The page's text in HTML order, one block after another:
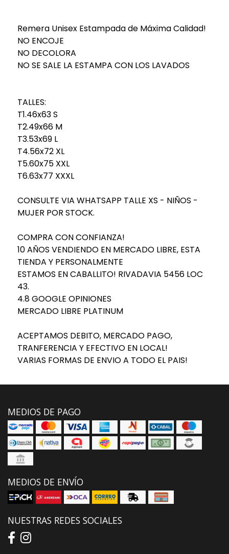
Remera Unisex Estampada de Máxima Calidad!
NO ENCOJE
NO DECOLORA
NO SE SALE LA ESTAMPA CON LOS LAVADOS
TALLES:
T1.46x63 S
T2.49x66 M
T3.53x69 L
T4.56x72 XL
T5.60x75 XXL
T6.63x77 XXXL
CONSULTE VIA WHATSAPP TALLE XS - NIÑOS -
MUJER POR STOCK.
COMPRA CON CONFIANZA!
10 AÑOS VENDIENDO EN MERCADO LIBRE, ESTA
TIENDA Y PERSONALMENTE
ESTAMOS EN CABALLITO! RIVADAVIA 5456 LOC
43.
4.8 GOOGLE OPINIONES
MERCADO LIBRE PLATINUM
ACEPTAMOS DEBITO, MERCADO PAGO,
TRANFERENCIA Y EFECTIVO EN LOCAL!
VARIAS FORMAS DE ENVIO A TODO EL PAIS!
MEDIOS DE PAGO
MEDIOS DE ENVÍO
NUESTRAS REDES SOCIALES